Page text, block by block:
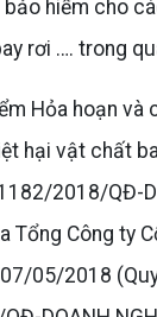
hiểm cho
rơi …. trong
Hỏa hoạn và
hại vật chất
2018/QĐ-
Tổng Công ty
05/2018